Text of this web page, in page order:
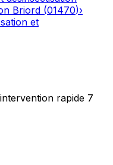
Briord (01470)›
et
rapide 7